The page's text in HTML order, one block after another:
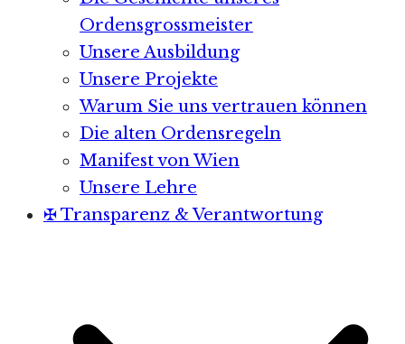
Ordensgrossmeister
Unsere Ausbildung
Unsere Projekte
Warum Sie uns vertrauen können
Die alten Ordensregeln
Manifest von Wien
Unsere Lehre
✠ Transparenz & Verantwortung